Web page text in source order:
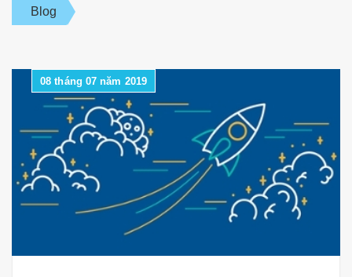
Blog
08 tháng 07 năm 2019